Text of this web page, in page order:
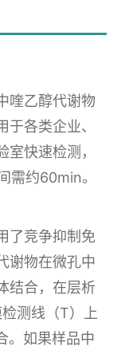
喹乙醇代谢物
各类企业、
快速检测，
需约60min。
了竞争抑制免
谢物在微孔中
结合，在层析
测线（T）上
。如果样品中